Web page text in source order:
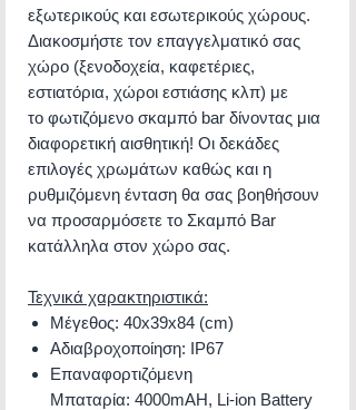
εξωτερικούς και εσωτερικούς χώρους.
Διακοσμήστε τον επαγγελματικό σας
χώρο (ξενοδοχεία, καφετέριες,
εστιατόρια, χώροι εστιάσης κλπ) με
το φωτιζόμενο σκαμπό bar δίνοντας μια
διαφορετική αισθητική! Οι δεκάδες
επιλογές χρωμάτων καθώς και η
ρυθμιζόμενη ένταση θα σας βοηθήσουν
να προσαρμόσετε το Σκαμπό Bar
κατάλληλα στον χώρο σας.
Τεχνικά χαρακτηριστικά:
Mέγεθος: 40x39x84 (cm)
Αδιαβροχοποίηση: IP67
Επαναφορτιζόμενη
Μπαταρία: 4000mAH, Li-ion Battery